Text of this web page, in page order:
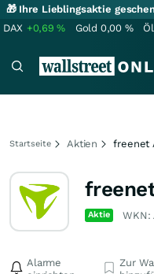
🎁 Ihre Lieblingsaktie
DAX +0,69% Gold 0,00 %
Startseite Aktien freenet
Aktie WKN:
Alarme
Zur